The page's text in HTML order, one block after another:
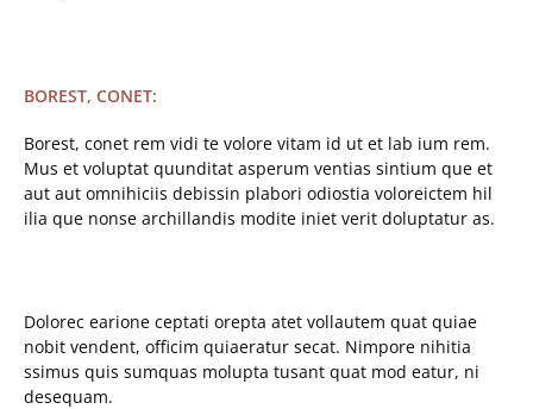
BOREST, CONET:
Borest, conet rem vidi te volore vitam id ut et lab ium rem.
Mus et voluptat quunditat asperum ventias sintium que et
aut aut omnihiciis debissin plabori odiostia voloreictem hil
ilia que nonse archillandis modite iniet verit doluptatur as.
Dolorec earione ceptati orepta atet vollautem quat quiae
nobit vendent, officim quiaeratur secat. Nimpore nihitia
ssimus quis sumquas molupta tusant quat mod eatur, ni
desequam.